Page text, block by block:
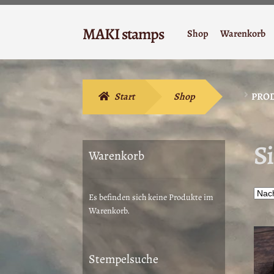
Zur
Navigation
springen
Zum
Inhalt
springen
MAKI stamps Shop Warenkorb
Start Shop
Warenkorb
Es befinden sich keine Produkte im
Warenkorb.
Stempelsuche